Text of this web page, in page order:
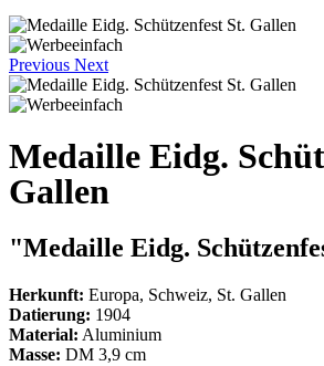
Previous Next
Medaille Eidg.
Gallen
"Medaille Eidg.
Herkunft: Europa, Schweiz, St. Gallen
Datierung: 1904
Material: Aluminium
Masse: DM 3,9 cm